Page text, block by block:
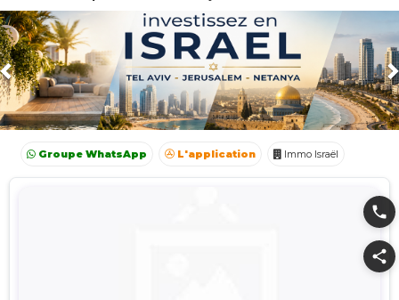
Previous
Groupe WhatsApp L'application Immo Israël
phone
share